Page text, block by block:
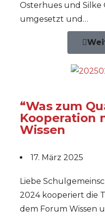
Osterhues und Silke
umgesetzt und…
“Was zum
Kooperation
Wissen
17. März 2025
Liebe
2024 kooperiert die
dem Forum Wissen